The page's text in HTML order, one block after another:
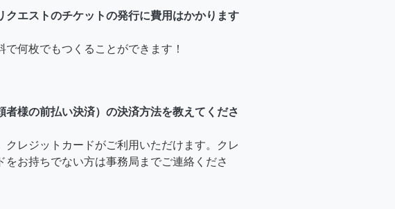
クエストのチケットの発行に費用はかかります
で何枚でもつくることができます！
者様の前払い決済）の決済方法を教えてくださ
クレジットカードがご利用いただけます。クレ
をお持ちでない方は事務局までご連絡くださ